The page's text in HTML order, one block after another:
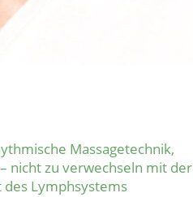
Massagetechnik,
nicht zu verwechseln mit der
des Lymphsystems